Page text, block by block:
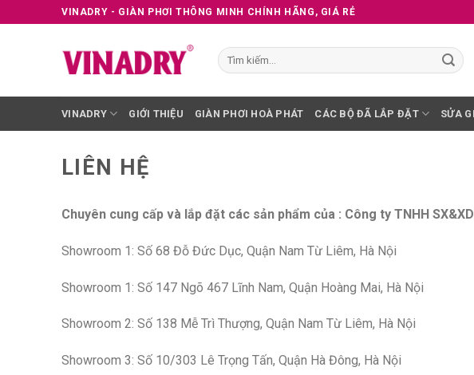
to
VINADRY - GIÀN PHƠI THÔNG MINH CHÍNH HÃNG, GIÁ RẺ
Tìm
kiếm:
VINADRY GIỚI THIỆU GIÀN PHƠI HOÀ PHÁT CÁC BỘ ĐÃ LẮP ĐẶT SỬA
LIÊN HỆ
Chuyên cung cấp và lắp đặt các sản phẩm của : Công ty TNHH
Showroom 1: Số 68 Đỗ Đức Dục, Quận Nam Từ Liêm, Hà Nội
Showroom 1: Số 147 Ngõ 467 Lĩnh Nam, Quận Hoàng Mai, Hà Nội
Showroom 2: Số 138 Mễ Trì Thượng, Quận Nam Từ Liêm, Hà Nội
Showroom 3: Số 10/303 Lê Trọng Tấn, Quận Hà Đông, Hà Nội